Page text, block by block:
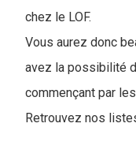
chez le LOF.
Vous aurez donc
avez la possibilité
commençant par
Retrouvez nos